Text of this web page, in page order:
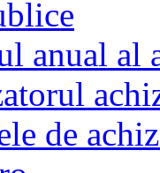
anual
de